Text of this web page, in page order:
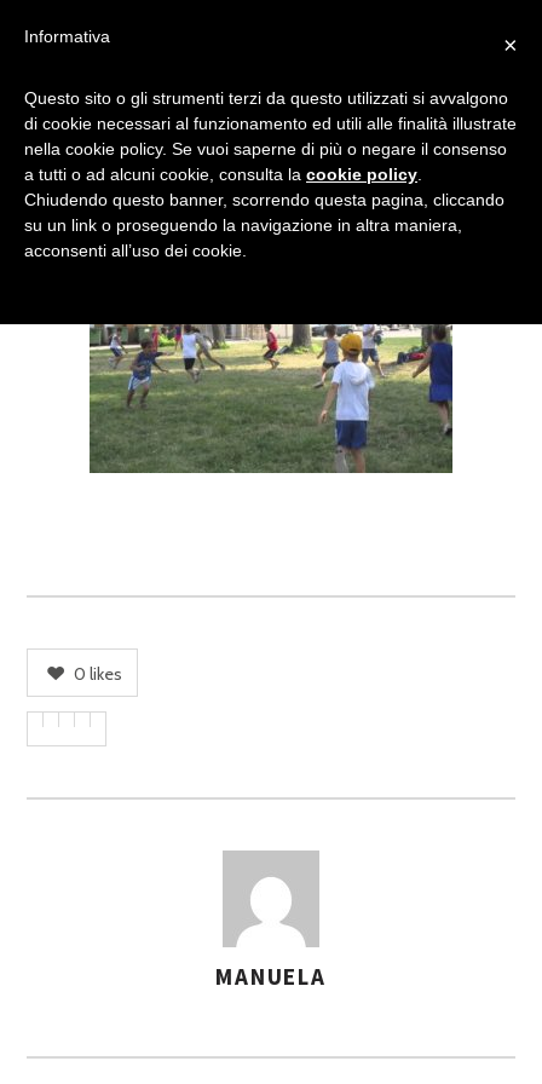
BANDIERA GENOVESE 2
0 likes
S
MANUELA
×
Informativa
Questo sito o gli strumenti terzi da questo utilizzati si avvalgono
di cookie necessari al funzionamento ed utili alle finalità illustrate
nella cookie policy. Se vuoi saperne di più o negare il consenso
a tutti o ad alcuni cookie, consulta la cookie policy
Chiudendo questo banner, scorrendo questa pagina, cliccando
su un link o proseguendo la navigazione in altra maniera,
acconsenti all’uso dei cookie.